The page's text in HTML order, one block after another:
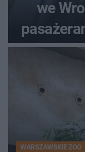
we
WARSZAWSKIE ZOO